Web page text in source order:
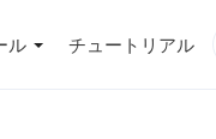
ル チュートリアル